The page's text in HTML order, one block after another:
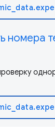
номера